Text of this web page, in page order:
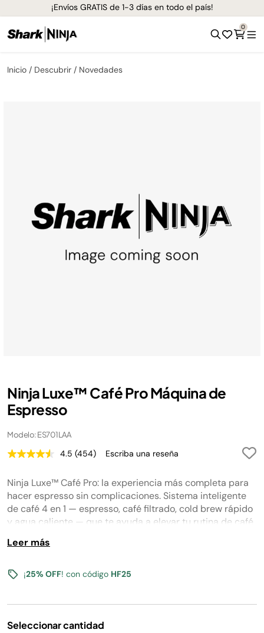
Hasta 12 Meses sin Intereses
0
Inicio Descubrir Novedades
Ninja Luxe™ Café Pro Máquina de
Espresso
Modelo: ES701LAA
4.5 Lea
reseñas.
Enlace
en
la
misma
página.
(454) Escriba una reseña
Ninja Luxe™ Café Pro: la experiencia más completa para
hacer espresso sin complicaciones. Sistema inteligente
de café 4 en 1 — espresso, café filtrado, cold brew rápido
y agua caliente — que te ayuda a elevar tu rutina de café
Leer más
¡25% OFF! con código HF25
Seleccionar cantidad